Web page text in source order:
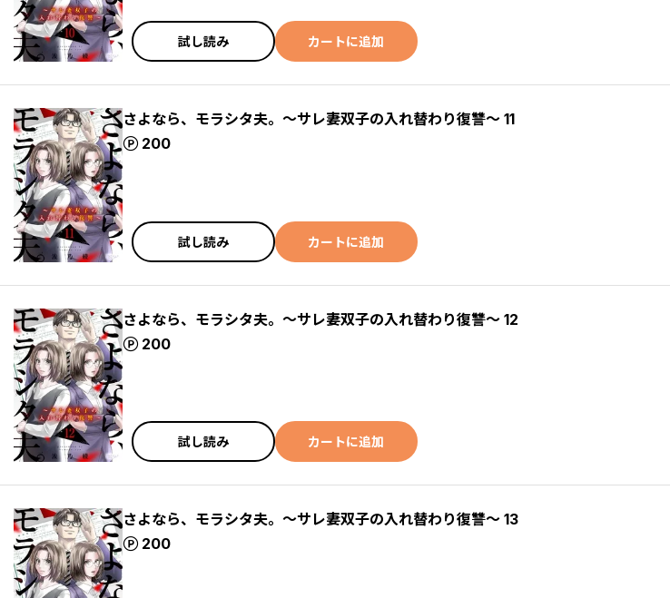
試し読み カートに追加
さよなら、モラシタ夫。～サレ妻双子の入れ替わり復讐～ 11
200
ポイント
試し読み カートに追加
さよなら、モラシタ夫。～サレ妻双子の入れ替わり復讐～ 12
200
ポイント
試し読み カートに追加
さよなら、モラシタ夫。～サレ妻双子の入れ替わり復讐～ 13
200
ポイント